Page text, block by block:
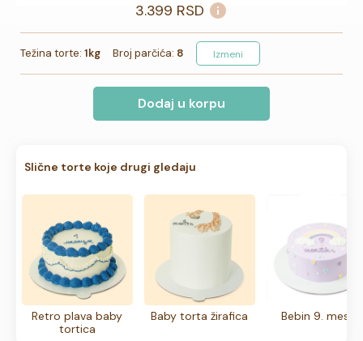
3.399 RSD
Težina torte: 1kg Broj parčića: 8 Izmeni
Dodaj u korpu
Slične torte koje drugi gledaju
Retro plava baby
tortica
Baby torta žirafica Bebin 9. mesec